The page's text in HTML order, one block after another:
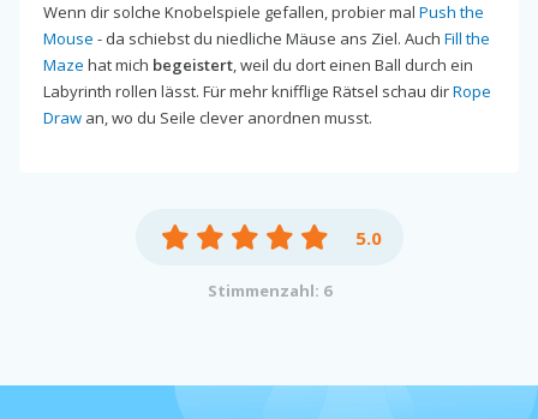
Wenn dir solche Knobelspiele gefallen, probier mal Push the
Mouse - da schiebst du niedliche Mäuse ans Ziel. Auch Fill the
Maze hat mich begeistert, weil du dort einen Ball durch ein
Labyrinth rollen lässt. Für mehr knifflige Rätsel schau dirRope
Draw an, wo du Seile clever anordnen musst.
5.0
Stimmenzahl: 6